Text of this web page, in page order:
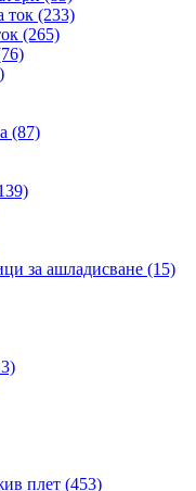
ток (233)
(265)
(87)
за ашладисване (15)
плет (453)